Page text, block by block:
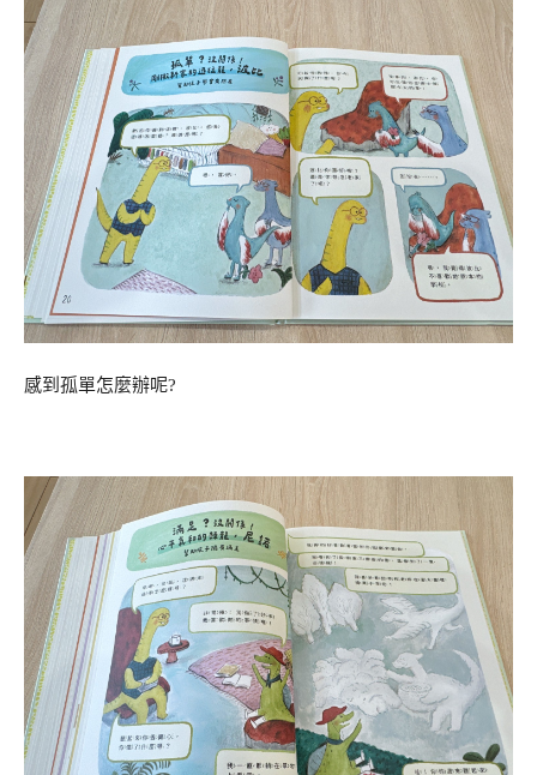
感到孤單怎麼辦呢?